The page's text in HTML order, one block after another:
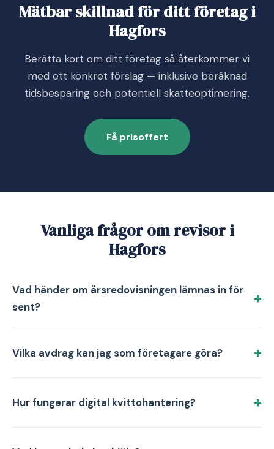
Mätbar skillnad för ditt företag i
Hagfors
Berätta kort om ditt företag så återkommer vi
med ett konkret förslag — inklusive beräknad
tidsbesparing och potentiell skatteoptimering.
Få prisoffert
Vanliga frågor om revisor i
Hagfors
Vad händer om årsredovisningen lämnas in för
sent?
Vilka avdrag kan jag som företagare göra?
Hur fungerar digital kvittohantering?